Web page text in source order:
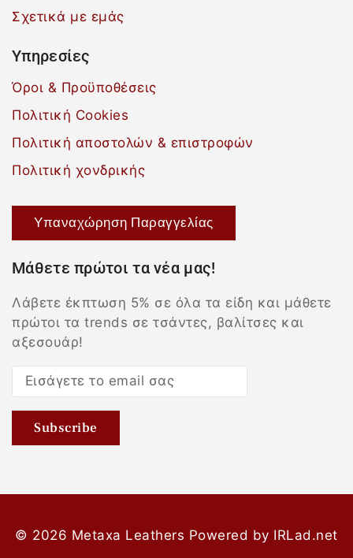
Σχετικά με εμάς
Υπηρεσίες
Όροι & Προϋποθέσεις
Πολιτική Cookies
Πολιτική αποστολών & επιστροφών
Πολιτική χονδρικής
Υπαναχώρηση Παραγγελίας
Μάθετε πρώτοι τα νέα μας!
Λάβετε έκπτωση 5% σε όλα τα είδη και μάθετε
πρώτοι τα trends σε τσάντες, βαλίτσες και
αξεσουάρ!
© 2026 Metaxa Leathers Powered by IRLad.net